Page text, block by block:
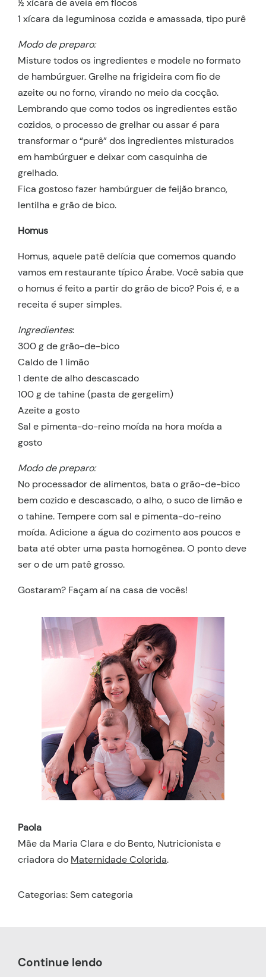
½ xícara de aveia em flocos
1 xícara da leguminosa cozida e amassada, tipo purê
Modo de preparo:
Misture todos os ingredientes e modele no formato
de hambúrguer. Grelhe na frigideira com fio de
azeite ou no forno, virando no meio da cocção.
Lembrando que como todos os ingredientes estão
cozidos, o processo de grelhar ou assar é para
transformar o “purê” dos ingredientes misturados
em hambúrguer e deixar com casquinha de
grelhado.
Fica gostoso fazer hambúrguer de feijão branco,
lentilha e grão de bico.
Homus
Homus, aquele patê delícia que comemos quando
vamos em restaurante típico Árabe. Você sabia que
o homus é feito a partir do grão de bico? Pois é, e a
receita é super simples.
Ingredientes:
300 g de grão-de-bico
Caldo de 1 limão
1 dente de alho descascado
100 g de tahine (pasta de gergelim)
Azeite a gosto
Sal e pimenta-do-reino moída na hora moída a
gosto
Modo de preparo:
No processador de alimentos, bata o grão-de-bico
bem cozido e descascado, o alho, o suco de limão e
o tahine. Tempere com sal e pimenta-do-reino
moída. Adicione a água do cozimento aos poucos e
bata até obter uma pasta homogênea. O ponto deve
ser o de um patê grosso.
Gostaram? Façam aí na casa de vocês!
Paola
Mãe da Maria Clara e do Bento, Nutricionista e
criadora do Maternidade Colorida.
Categorias: Sem categoria
Continue lendo